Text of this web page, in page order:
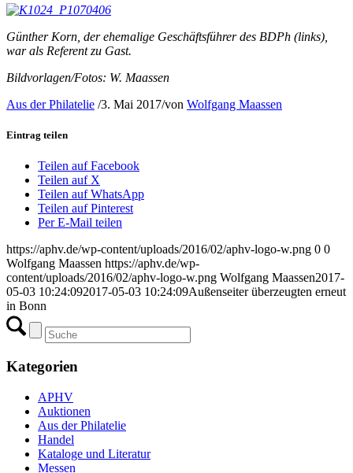
Günther Korn, der ehemalige Geschäftsführer des BDPh (links),
war als Referent zu Gast.
Bildvorlagen/Fotos: W. Maassen
Aus der Philatelie /3. Mai 2017/von Wolfgang Maassen
Eintrag teilen
Teilen auf Facebook
Teilen auf X
Teilen auf WhatsApp
Teilen auf Pinterest
Per E-Mail teilen
https://aphv.de/wp-content/uploads/2016/02/aphv-logo-w.png 0 0
Wolfgang Maassen https://aphv.de/wp-
content/uploads/2016/02/aphv-logo-w.png Wolfgang Maassen2017-
05-03 10:24:092017-05-03 10:24:09Außenseiter überzeugten erneut
in Bonn
Kategorien
APHV
Auktionen
Aus der Philatelie
Handel
Kataloge und Literatur
Messen